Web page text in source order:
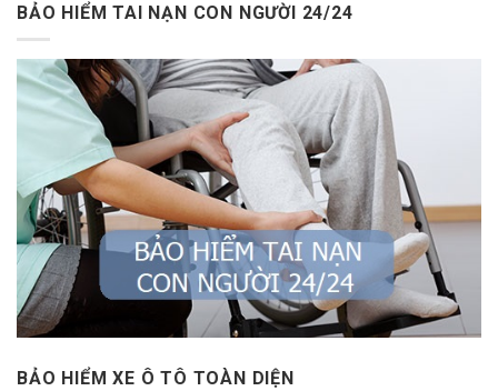
BẢO HIỂM TAI NẠN CON NGƯỜI 24/24
BẢO HIỂM XE Ô TÔ TOÀN DIỆN